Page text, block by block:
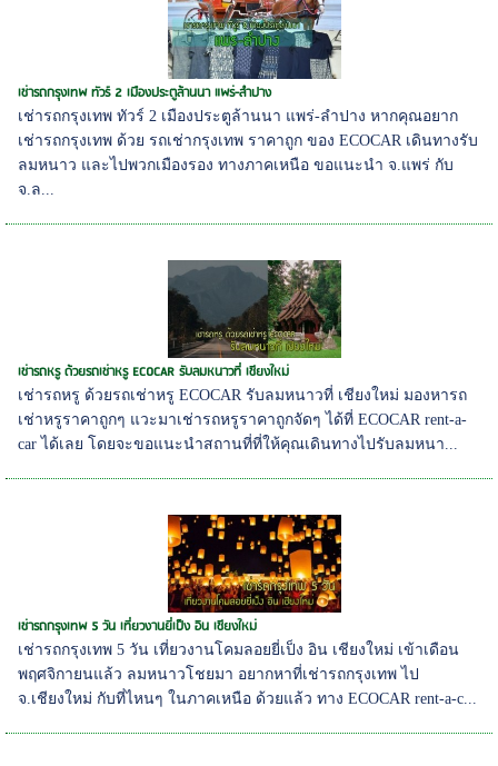
เช่ารถกรุงเทพ ทัวร์ 2 เมืองประตูล้านนา แพร่-ลำปาง
เช่ารถกรุงเทพ ทัวร์ 2 เมืองประตูล้านนา แพร่-ลำปาง หากคุณอยาก
เช่ารถกรุงเทพ ด้วย รถเช่ากรุงเทพ ราคาถูก ของ ECOCAR เดินทางรับ
ลมหนาว และไปพวกเมืองรอง ทางภาคเหนือ ขอแนะนำ จ.แพร่ กับ
จ.ล...
เช่ารถหรู ด้วยรถเช่าหรู ECOCAR รับลมหนาวที่ เชียงใหม่
เช่ารถหรู ด้วยรถเช่าหรู ECOCAR รับลมหนาวที่ เชียงใหม่ มองหารถ
เช่าหรูราคาถูกๆ แวะมาเช่ารถหรูราคาถูกจัดๆ ได้ที่ ECOCAR rent-a-
car ได้เลย โดยจะขอแนะนำสถานที่ที่ให้คุณเดินทางไปรับลมหนา...
เช่ารถกรุงเทพ 5 วัน เที่ยวงานยี่เป็ง อิน เชียงใหม่
เช่ารถกรุงเทพ 5 วัน เที่ยวงานโคมลอยยี่เป็ง อิน เชียงใหม่ เข้าเดือน
พฤศจิกายนแล้ว ลมหนาวโชยมา อยากหาที่เช่ารถกรุงเทพ ไป
จ.เชียงใหม่ กับที่ไหนๆ ในภาคเหนือ ด้วยแล้ว ทาง ECOCAR rent-a-c...